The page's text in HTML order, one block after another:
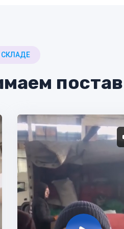
СКЛАДЕ